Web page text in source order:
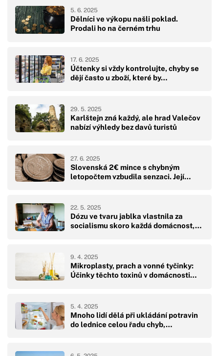
Dělníci ve výkopu našli poklad.
Prodali ho na černém trhu
5. 6. 2025
Účtenky si vždy kontrolujte, chyby se
dějí často u zboží, které by…
17. 6. 2025
Karlštejn zná každý, ale hrad Valečov
nabízí výhledy bez davů turistů
29. 5. 2025
Slovenská 2€ mince s chybným
letopočtem vzbudila senzaci. Její…
27. 6. 2025
Dózu ve tvaru jablka vlastnila za
socialismu skoro každá domácnost,…
22. 5. 2025
Mikroplasty, prach a vonné tyčinky:
Účinky těchto toxinů v domácnosti…
9. 4. 2025
Mnoho lidí dělá při ukládání potravin
do lednice celou řadu chyb,…
5. 4. 2025